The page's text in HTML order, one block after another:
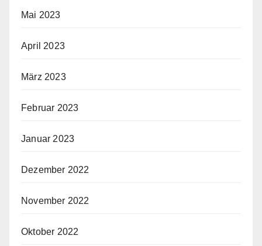
Mai 2023
April 2023
März 2023
Februar 2023
Januar 2023
Dezember 2022
November 2022
Oktober 2022